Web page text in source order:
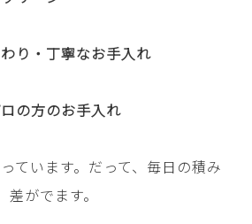
り・丁寧なお手入れ
の方のお手入れ
ています。だって、毎日の積み
がでます。